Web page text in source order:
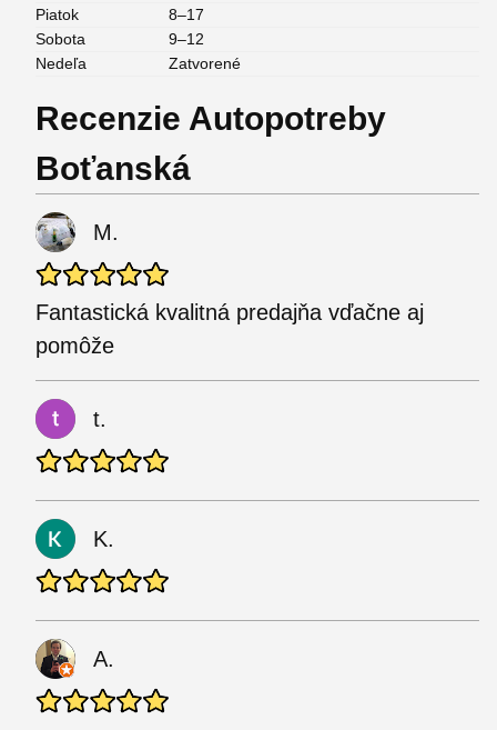
Piatok
8–17
Sobota
9–12
Nedeľa
Zatvorené
Recenzie Autopotreby
Boťanská
M.
Fantastická kvalitná predajňa vďačne aj
pomôže
t.
K.
A.